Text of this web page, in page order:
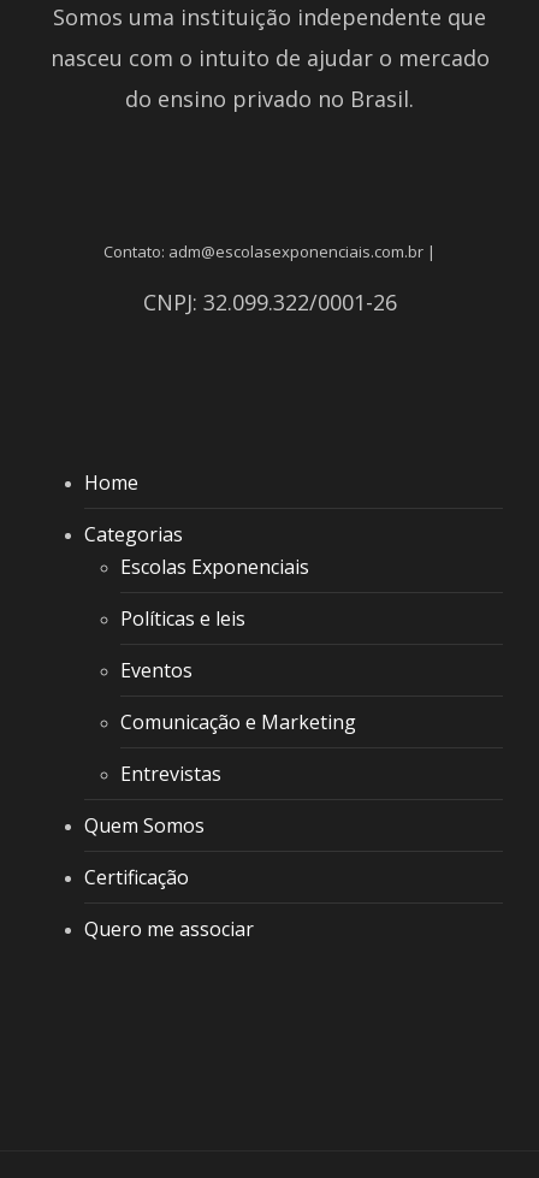
Somos uma instituição independente que
nasceu com o intuito de ajudar o mercado
do ensino privado no Brasil.
Contato: adm@escolasexponenciais.com.br |
CNPJ: 32.099.322/0001-26
Home
Categorias
Escolas Exponenciais
Políticas e leis
Eventos
Comunicação e Marketing
Entrevistas
Quem Somos
Certificação
Quero me associar